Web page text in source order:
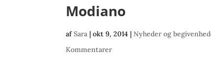
Modiano
afSara |okt 9, 2014 |Nyheder og
Kommentarer